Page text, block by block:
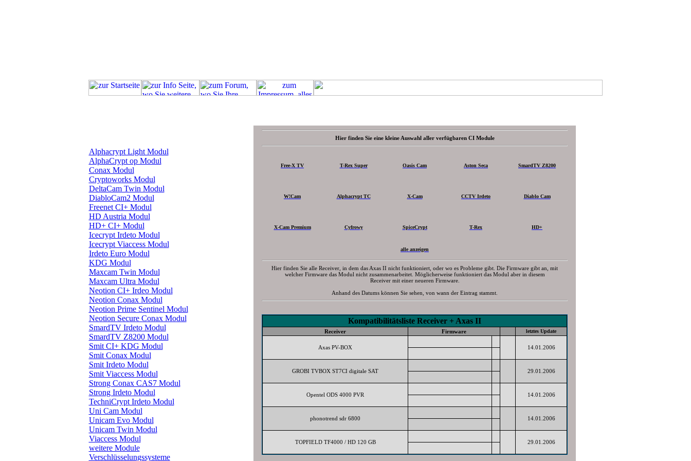
Alphacrypt Light Modul
AlphaCrypt op Modul
Conax Modul
Cryptoworks Modul
DeltaCam Twin Modul
DiabloCam2 Modul
Freenet CI+ Modul
HD Austria Modul
HD+ CI+ Modul
Icecrypt Irdeto Modul
Icecrypt Viaccess Modul
Irdeto Euro Modul
KDG Modul
Maxcam Twin Modul
Maxcam Ultra Modul
Neotion CI+ Irdeo Modul
Neotion Conax Modul
Neotion Prime Sentinel Modul
Neotion Secure Conax Modul
SmardTV Irdeto Modul
SmardTV Z8200 Modul
Smit CI+ KDG Modul
Smit Conax Modul
Smit Irdeto Modul
Smit Viaccess Modul
Strong Conax CAS7 Modul
Strong Irdeto Modul
TechniCrypt Irdeto Modul
Uni Cam Modul
Unicam Evo Modul
Unicam Twin Modul
Viaccess Modul
weitere Module
Verschlüsselungssysteme
Hier finden Sie eine kleine Auswahl aller verfügbaren CI Module
Free-X TV T-Rex Super Oasis Cam Aston Seca SmardTV Z8200
W!Cam Alphacrypt TC X-Cam CCTV Irdeto Diablo Cam
X-Cam Premium Cyfrowy SpiceCrypt T-Rex HD+
alle anzeigen
Hier finden Sie alle Receiver, in dem das Axas II nicht funktioniert, oder wo es Probleme gibt. Die Firmware gibt an, mit
welcher Firmware das Modul nicht zusammenarbeitet. Möglicherweise funktioniert das Modul aber in diesem
Receiver mit einer neueren Firmware.
Anhand des Datums können Sie sehen, von wann der Eintrag stammt.
Kompatibilitätsliste Receiver + Axas II
Receiver Firmware letztes Update
Axas PV-BOX 14.01.2006
GROBI TVBOX ST7CI digitale SAT 29.01.2006
Opentel ODS 4000 PVR 14.01.2006
phonotrend sdr 6800 14.01.2006
TOPFIELD TF4000 / HD 120 GB 29.01.2006